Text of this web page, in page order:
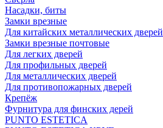
Насадки, биты
Замки врезные
Для китайских металлических дверей
Замки врезные почтовые
Для легких дверей
Для профильных дверей
Для металлических дверей
Для противопожарных дверей
Крепёж
Фурнитура для финских дерей
PUNTO ESTETICA